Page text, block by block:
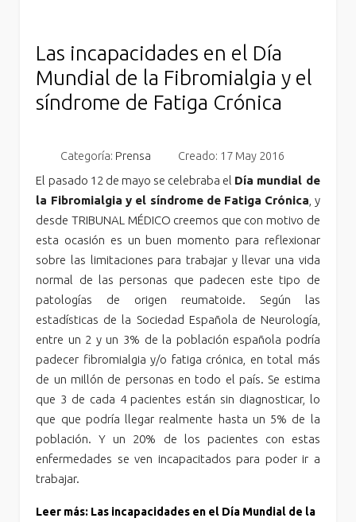
Las incapacidades en el Día
Mundial de la Fibromialgia y el
síndrome de Fatiga Crónica
Categoría: Prensa Creado: 17 May 2016
El pasado 12 de mayo se celebraba el Día mundial de
la Fibromialgia y el síndrome de Fatiga Crónica, y
desde TRIBUNAL MÉDICO creemos que con motivo de
esta ocasión es un buen momento para reflexionar
sobre las limitaciones para trabajar y llevar una vida
normal de las personas que padecen este tipo de
patologías de origen reumatoide. Según las
estadísticas de la Sociedad Española de Neurología,
entre un 2 y un 3% de la población española podría
padecer fibromialgia y/o fatiga crónica, en total más
de un millón de personas en todo el país. Se estima
que 3 de cada 4 pacientes están sin diagnosticar, lo
que que podría llegar realmente hasta un 5% de la
población. Y un 20% de los pacientes con estas
enfermedades se ven incapacitados para poder ir a
trabajar.
Leer más: Las incapacidades en el Día Mundial de la